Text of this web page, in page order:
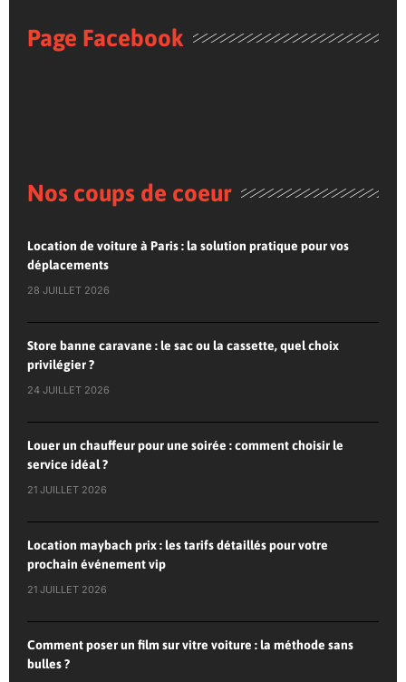
Page Facebook
Nos coups de coeur
Location de voiture à Paris : la solution pratique pour vos
déplacements
28 JUILLET 2026
Store banne caravane : le sac ou la cassette, quel choix
privilégier ?
24 JUILLET 2026
Louer un chauffeur pour une soirée : comment choisir le
service idéal ?
21 JUILLET 2026
Location maybach prix : les tarifs détaillés pour votre
prochain événement vip
21 JUILLET 2026
Comment poser un film sur vitre voiture : la méthode sans
bulles ?